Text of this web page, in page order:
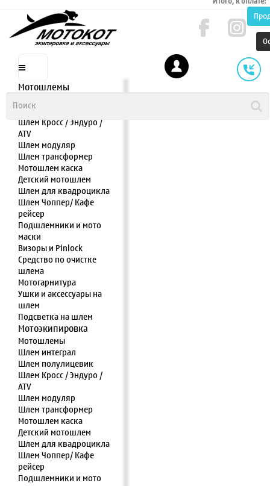
Мотошлемы
Шлем полулицевик
Шлем Кросс / Эндуро /
ATV
Шлем модуляр
Шлем трансформер
Мотошлем каска
Детский мотошлем
Шлем для квадроцикла
Шлем Чоппер/ Кафе
рейсер
Подшлемники и мото
маски
Визоры и Pinlock
Средство по очистке
шлема
Мотогарнитура
Ушки и аксессуары на
шлем
Подсветка на шлем
Мотоэкипировка
Мотошлемы
Шлем интеграл
Шлем полулицевик
Шлем Кросс / Эндуро /
ATV
Шлем модуляр
Шлем трансформер
Мотошлем каска
Детский мотошлем
Шлем для квадроцикла
Шлем Чоппер/ Кафе
рейсер
Подшлемники и мото